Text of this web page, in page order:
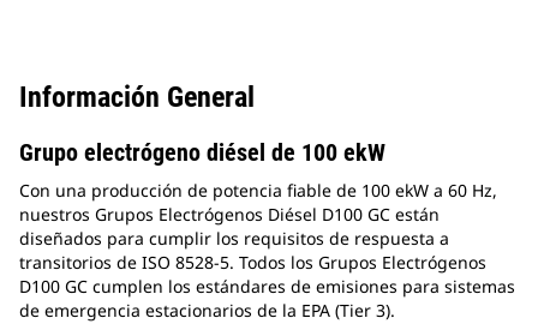
Información General
Grupo electrógeno diésel de 100 ekW
Con una producción de potencia fiable de 100 ekW a 60 Hz,
nuestros Grupos Electrógenos Diésel D100 GC están
diseñados para cumplir los requisitos de respuesta a
transitorios de ISO 8528-5. Todos los Grupos Electrógenos
D100 GC cumplen los estándares de emisiones para sistemas
de emergencia estacionarios de la EPA (Tier 3).